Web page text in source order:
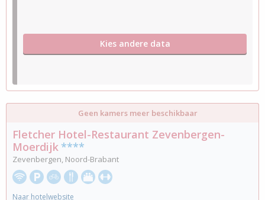
Kies andere data
Geen kamers meer beschikbaar
Fletcher Hotel-Restaurant Zevenbergen-
Moerdijk ****
Zevenbergen, Noord-Brabant
Naar hotelwebsite